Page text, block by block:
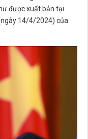
được xuất bản tại
14/4/2024) của